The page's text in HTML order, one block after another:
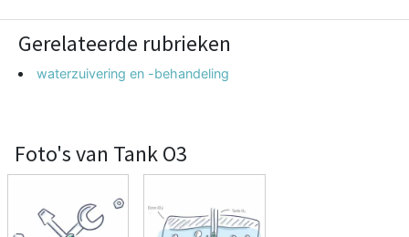
Gerelateerde rubrieken
waterzuivering en -behandeling
Foto's van Tank O3